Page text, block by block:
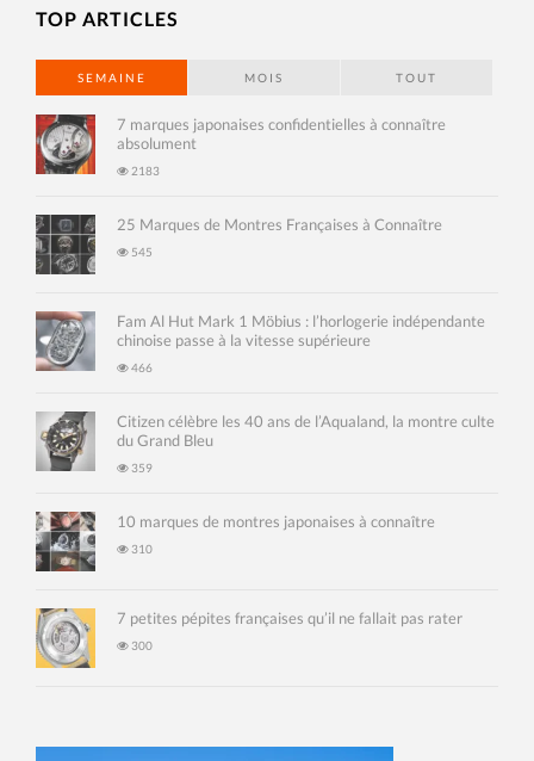
TOP ARTICLES
SEMAINE MOIS TOUT
7 marques japonaises confidentielles à connaître
absolument
2183
25 Marques de Montres Françaises à Connaître
545
Fam Al Hut Mark 1 Möbius : l’horlogerie indépendante
chinoise passe à la vitesse supérieure
466
Citizen célèbre les 40 ans de l’Aqualand, la montre culte
du Grand Bleu
359
10 marques de montres japonaises à connaître
310
7 petites pépites françaises qu’il ne fallait pas rater
300